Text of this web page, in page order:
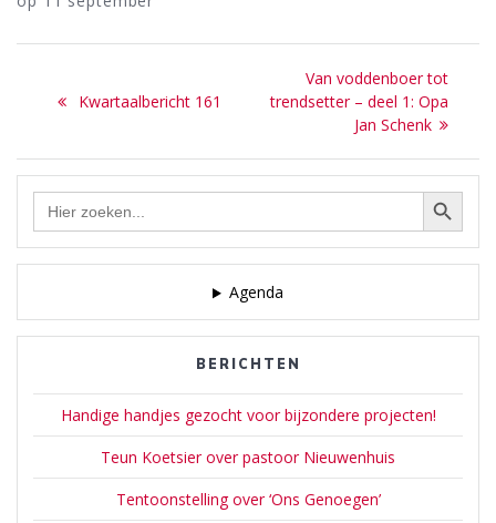
navigatie
Previous
Kwartaalbericht 161
Next
post:
Van voddenboer tot
trendsetter – deel 1: Opa
Jan Schenk
Zoek Zoekknop
Agenda
BERICHTEN
Handige handjes gezocht voor bijzondere projecten!
Teun Koetsier over pastoor Nieuwenhuis
Tentoonstelling over ‘Ons Genoegen’